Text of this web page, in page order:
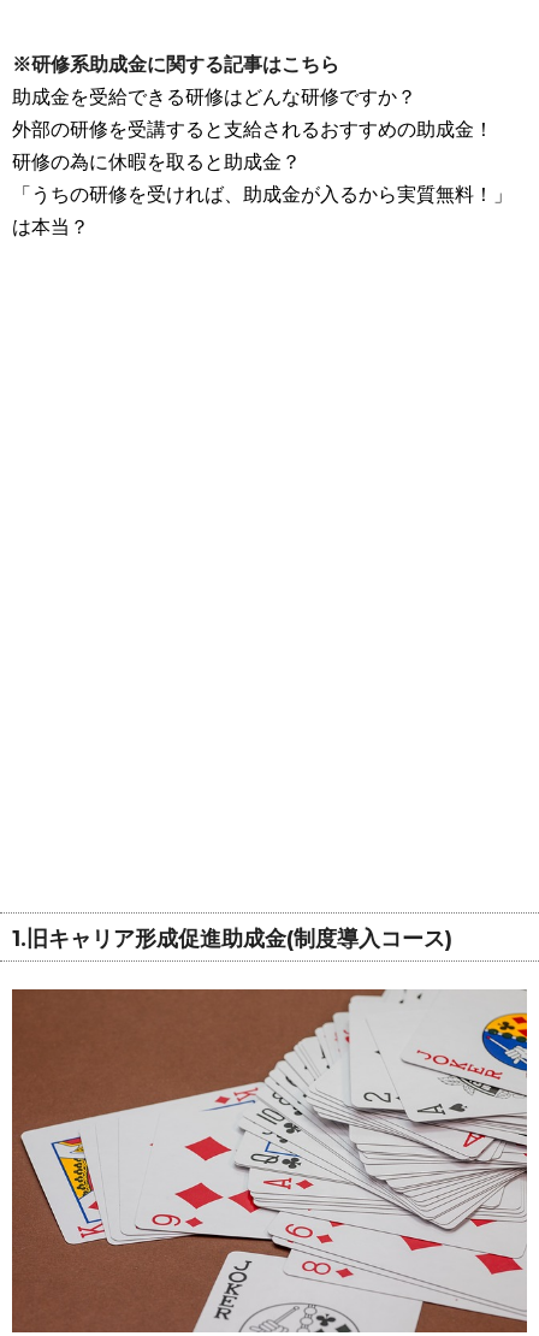
※研修系助成金に関する記事はこちら
助成金を受給できる研修はどんな研修ですか？
外部の研修を受講すると支給されるおすすめの助成金！
研修の為に休暇を取ると助成金？
「うちの研修を受ければ、助成金が入るから実質無料！」
は本当？
1.旧キャリア形成促進助成金(制度導入コース)